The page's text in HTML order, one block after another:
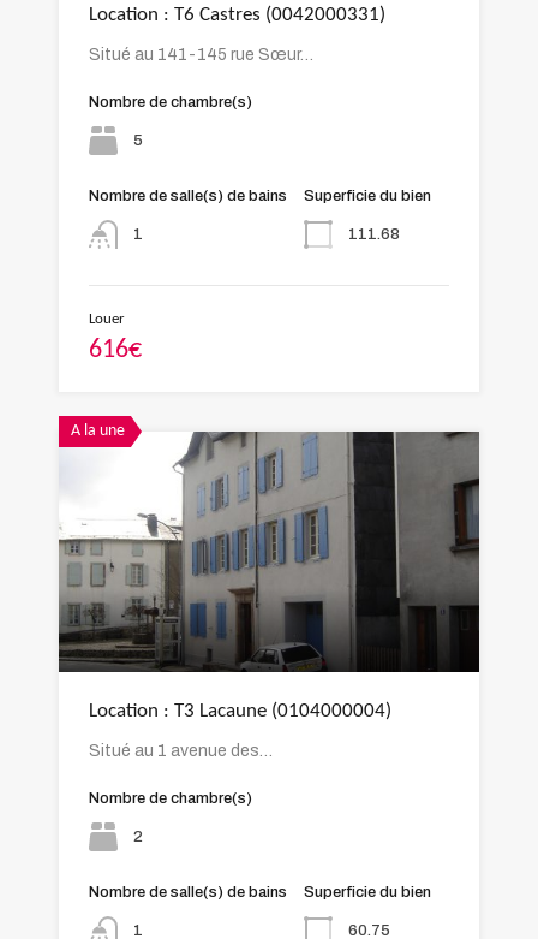
Location : T6 Castres (0042000331)
Situé au 141-145 rue Sœur…
Nombre de chambre(s)
5
Nombre de salle(s) de bains
1
Superficie du bien
111.68
Louer
616€
A la une
Location : T3 Lacaune (0104000004)
Situé au 1 avenue des…
Nombre de chambre(s)
2
Nombre de salle(s) de bains
1
Superficie du bien
60.75